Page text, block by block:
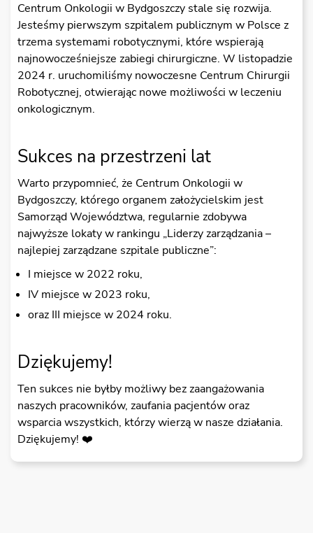
Centrum Onkologii w Bydgoszczy stale się rozwija.
Jesteśmy pierwszym szpitalem publicznym w Polsce z
trzema systemami robotycznymi, które wspierają
najnowocześniejsze zabiegi chirurgiczne. W listopadzie
2024 r. uruchomiliśmy nowoczesne Centrum Chirurgii
Robotycznej, otwierając nowe możliwości w leczeniu
onkologicznym.
Sukces na przestrzeni lat
Warto przypomnieć, że Centrum Onkologii w
Bydgoszczy, którego organem założycielskim jest
Samorząd Województwa, regularnie zdobywa
najwyższe lokaty w rankingu „Liderzy zarządzania –
najlepiej zarządzane szpitale publiczne”:
I miejsce w 2022 roku,
IV miejsce w 2023 roku,
oraz III miejsce w 2024 roku.
Dziękujemy!
Ten sukces nie byłby możliwy bez zaangażowania
naszych pracowników, zaufania pacjentów oraz
wsparcia wszystkich, którzy wierzą w nasze działania.
Dziękujemy! ❤️